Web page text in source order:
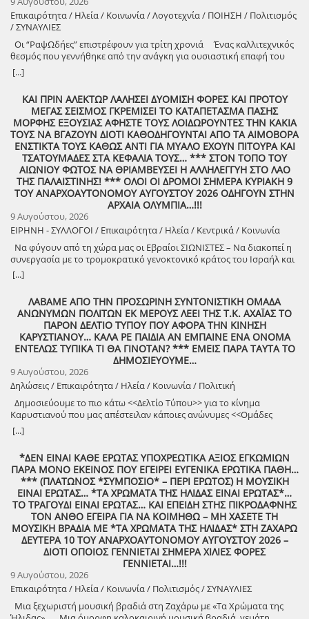
Επικαιρότητα / Ηλεία / Κοινωνία / Λογοτεχνία / ΠΟΙΗΣΗ / Πολιτισμός
/ ΣΥΝΑΥΛΙΕΣ
Οι “ΡαψΩδήες” επιστρέφουν για τρίτη χρονιά Ένας καλλιτεχνικός
θεσμός που γεννήθηκε από την ανάγκη για ουσιαστική επαφή του
ανθρώπου, με τον λόγο και την μουσική. Πιστοί στο όραμά μας για
συμμετοχική καλλιτεχνική έκφραση, συνεχίζουμε να βλέπουμε τον
ευελπιστούμε να είναι μια συνάντηση ανθρώπων, μια κοινή ανάσα,
μια υπενθύμιση ότι ο πολιτισμός γεννιέται εκεί όπου μοιραζόμαστε,
ακούμε και δημιουργούμε μαζί. Την Δευτέρα 10 Αυγούστου, στις
21:00 , στήνουμε ξανά ένα Συμπόσιον Τέχνης, με «Ιστορίες και
Τραγούδια» , στον ξεχωριστό χώρο της πέτρινης εκκλησίας στα
Λαστέικα. Σας περιμένουμε κοντά μας! Γιάννης Κορίζης – Δημήτρης
Κορίζης Με την υποστήριξη του Δήμος Πύργου / Municipality Of
Pyrgos 2024 -2028
[...]
ΚΑΙ ΠΡΙΝ ΑΛΕΚΤΩΡ ΛΑΛΗΣΕΙ ΔΥΟΜΙΣΗ ΦΟΡΕΣ ΚΑΙ ΠΡΟΤΟΥ
ΜΕΓΑΣ ΣΕΙΣΜΟΣ ΓΚΡΕΜΙΣΕΙ ΤΟ ΚΑΤΑΠΕΤΑΣΜΑ ΠΑΣΗΣ
ΜΟΡΦΗΣ ΕΞΟΥΣΙΑΣ ΑΦΗΣΤΕ ΤΟΥΣ ΛΟΙΔΩΡΟΥΝΤΕΣ ΤΗΝ ΚΑΚΙΑ
ΤΟΥΣ ΝΑ ΒΓΑΖΟΥΝ ΔΙΟΤΙ ΚΑΘΟΔΗΓΟΥΝΤΑΙ ΑΠΟ ΤΑ ΑΙΜΟΒΟΡΑ
ΕΝΣΤΙΚΤΑ ΤΟΥΣ ΚΑΘΩΣ ΑΝΤΙ ΓΙΑ ΜΥΑΛΟ ΕΧΟΥΝ ΠΙΤΟΥΡΑ ΚΑΙ
ΤΣΑΤΟΥΜΑΔΕΣ ΣΤΑ ΚΕΦΑΛΙΑ ΤΟΥΣ… *** ΣΤΟΝ ΤΟΠΟ ΤΟΥ
ΑΙΩΝΙΟΥ ΦΩΤΟΣ ΝΑ ΘΡΙΑΜΒΕΥΣΕΙ Η ΑΛΛΗΛΕΓΓΥΗ ΣΤΟ ΛΑΟ
ΤΗΣ ΠΑΛΑΙΣΤΙΝΗΣ! *** ΟΛΟΙ ΟΙ ΔΡΟΜΟΙ ΣΗΜΕΡΑ ΚΥΡΙΑΚΗ 9
ΤΟΥ ΑΝΑΡΧΟΑΥΤΟΝΟΜΟΥ ΑΥΓΟΥΣΤΟΥ 2026 ΟΔΗΓΟΥΝ ΣΤΗΝ
ΑΡΧΑΙΑ ΟΛΥΜΠΙΑ…!!!
9 Αυγούστου, 2026
ΕΙΡΗΝΗ - ΣΥΛΛΟΓΟΙ / Επικαιρότητα / Ηλεία / Κεντρικά / Κοινωνία
Να φύγουν από τη χώρα μας οι Εβραίοι ΣΙΩΝΙΣΤΕΣ – Να διακοπεί η
συνεργασία με το τρομοκρατικό γενοκτονικό κράτος του Ισραήλ και
φέρτε πίσω στην Ελλάδα από τη Σαουδική Αραβία τους ελληνικούς
patriot!!
[...]
ΛΑΒΑΜΕ ΑΠΟ ΤΗΝ ΠΡΟΣΩΡΙΝΗ ΣΥΝΤΟΝΙΣΤΙΚΗ ΟΜΑΔΑ
ΑΝΩΝΥΜΩΝ ΠΟΛΙΤΩΝ ΕΚ ΜΕΡΟΥΣ ΛΕΕΙ ΤΗΣ Τ.Κ. ΑΧΑΪΑΣ ΤΟ
ΠΑΡΟΝ ΔΕΛΤΙΟ ΤΥΠΟΥ ΠΟΥ ΑΦΟΡΑ ΤΗΝ ΚΙΝΗΣΗ
ΚΑΡΥΣΤΙΑΝΟΥ… ΚΑΛΑ ΡΕ ΠΑΙΔΙΑ ΑΝ ΕΜΠΑΙΝΕ ΕΝΑ ΟΝΟΜΑ
ΕΝΤΕΛΩΣ ΤΥΠΙΚΑ ΤΙ ΘΑ ΓΙΝΟΤΑΝ? *** ΕΜΕΙΣ ΠΑΡΑ ΤΑΥΤΑ ΤΟ
ΔΗΜΟΣΙΕΥΟΥΜΕ…
9 Αυγούστου, 2026
Δηλώσεις / Επικαιρότητα / Ηλεία / Κοινωνία / Πολιτική
Δημοσιεύουμε το πιο κάτω <<Δελτίο Τύπου>> για το κίνημα
Καρυστιανού που μας απέστειλαν κάποιες ανώνυμες <<Ομάδες
Πολιτών>>!
[...]
*ΔΕΝ ΕΙΝΑΙ ΚΑΘΕ ΕΡΩΤΑΣ ΥΠΟΧΡΕΩΤΙΚΑ ΑΞΙΟΣ ΕΓΚΩΜΙΩΝ
ΠΑΡΑ ΜΟΝΟ ΕΚΕΙΝΟΣ ΠΟΥ ΕΓΕΙΡΕΙ ΕΥΓΕΝΙΚΑ ΕΡΩΤΙΚΑ ΠΑΘΗ…
*** (ΠΛΑΤΩΝΟΣ *ΣΥΜΠΟΣΙΟ* – ΠΕΡΙ ΕΡΩΤΟΣ) Η ΜΟΥΣΙΚΗ
ΕΙΝΑΙ ΕΡΩΤΑΣ… *ΤΑ ΧΡΩΜΑΤΑ ΤΗΣ ΗΛΙΔΑΣ ΕΙΝΑΙ ΕΡΩΤΑΣ*…
ΤΟ ΤΡΑΓΟΥΔΙ ΕΙΝΑΙ ΕΡΩΤΑΣ… ΚΑΙ ΕΠΕΙΔΗ ΣΤΗΣ ΠΙΚΡΟΔΑΦΝΗΣ
ΤΟΝ ΑΝΘΟ ΕΓΕΙΡΑ ΓΙΑ ΝΑ ΚΟΙΜΗΘΩ – ΜΗ ΧΑΣΕΤΕ ΤΗ
ΜΟΥΣΙΚΗ ΒΡΑΔΙΑ ΜΕ *ΤΑ ΧΡΩΜΑΤΑ ΤΗΣ ΗΛΙΔΑΣ* ΣΤΗ ΖΑΧΑΡΩ
ΔΕΥΤΕΡΑ 10 ΤΟΥ ΑΝΑΡΧΟΑΥΤΟΝΟΜΟΥ ΑΥΓΟΥΣΤΟΥ 2026 –
ΔΙΟΤΙ ΟΠΟΙΟΣ ΓΕΝΝΙΕΤΑΙ ΣΗΜΕΡΑ ΧΙΛΙΕΣ ΦΟΡΕΣ
ΓΕΝΝΙΕΤΑΙ…!!!
9 Αυγούστου, 2026
Επικαιρότητα / Ηλεία / Κοινωνία / Πολιτισμός / ΣΥΝΑΥΛΙΕΣ
Μια ξεχωριστή μουσική βραδιά στη Ζαχάρω με «Τα Χρώματα της